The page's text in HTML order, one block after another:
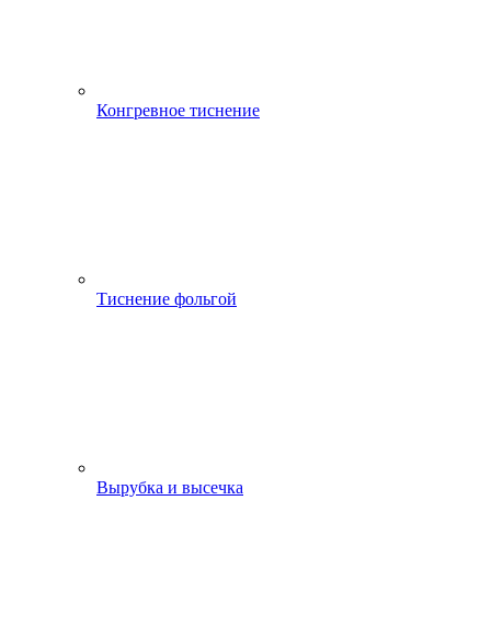
Конгревное тиснение
Тиснение фольгой
Вырубка и высечка